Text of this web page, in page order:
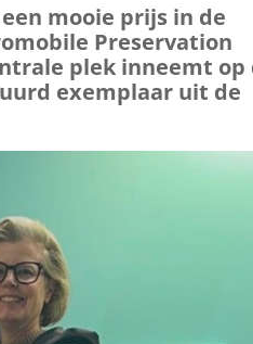
mooie prijs in de
Preservation
plek inneemt op
exemplaar uit de